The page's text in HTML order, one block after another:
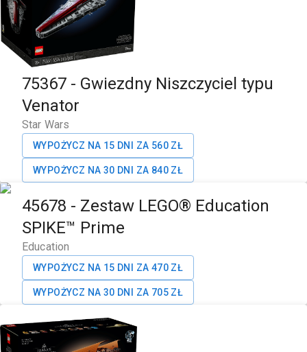
75367 - Gwiezdny Niszczyciel typu
Venator
Star Wars
WYPOŻYCZ NA 15 DNI ZA 560 ZŁ
WYPOŻYCZ NA 30 DNI ZA 840 ZŁ
45678 - Zestaw LEGO® Education
SPIKE™ Prime
Education
WYPOŻYCZ NA 15 DNI ZA 470 ZŁ
WYPOŻYCZ NA 30 DNI ZA 705 ZŁ